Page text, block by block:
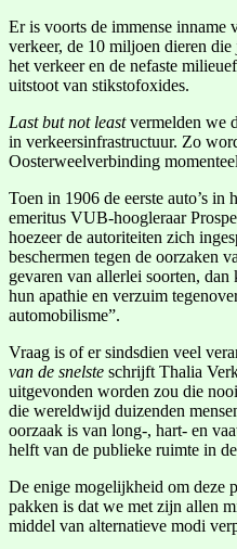
Er is voorts de immense inname
verkeer, de 10 miljoen dieren
het verkeer en de nefaste
uitstoot van stikstofoxides.
Last but not leastvermelden we
in verkeersinfrastructuur. Zo
Oosterweelverbinding
Toen in 1906 de eerste auto’s in
emeritus VUB-hoogleraar
hoezeer de autoriteiten zich
beschermen tegen de oorzaken
gevaren van allerlei soorten,
hun apathie en verzuim
automobilisme”.
Vraag is of er sindsdien veel
van de snelste schrijft Thalia
uitgevonden worden zou die
die wereldwijd duizenden
oorzaak is van long-, hart- en
helft van de publieke ruimte in
De enige mogelijkheid om deze
pakken is dat we met zijn allen
middel van alternatieve modi